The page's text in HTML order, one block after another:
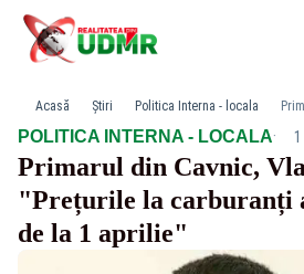
Acasă Știri Politica Interna - locala
POLITICA INTERNA - LOCALA·
Primarul din Cavnic,
"Prețurile la carburanți
de la 1 aprilie"